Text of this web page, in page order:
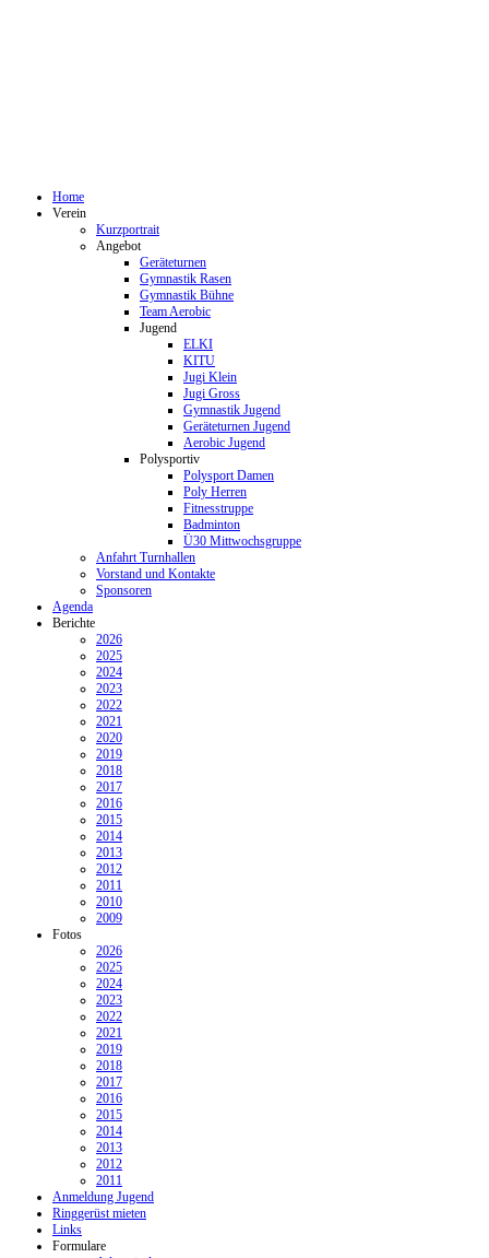
Home
Verein
Kurzportrait
Angebot
Geräteturnen
Gymnastik Rasen
Gymnastik Bühne
Team Aerobic
Jugend
ELKI
KITU
Jugi Klein
Jugi Gross
Gymnastik Jugend
Geräteturnen Jugend
Aerobic Jugend
Polysportiv
Polysport Damen
Poly Herren
Fitnesstruppe
Badminton
Ü30 Mittwochsgruppe
Anfahrt Turnhallen
Vorstand und Kontakte
Sponsoren
Agenda
Berichte
2026
2025
2024
2023
2022
2021
2020
2019
2018
2017
2016
2015
2014
2013
2012
2011
2010
2009
Fotos
2026
2025
2024
2023
2022
2021
2019
2018
2017
2016
2015
2014
2013
2012
2011
Anmeldung Jugend
Ringgerüst mieten
Links
Formulare